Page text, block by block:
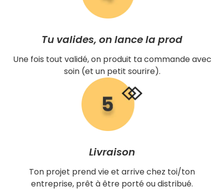
Tu valides, on lance la prod
Une fois tout validé, on produit ta commande avec
soin (et un petit sourire).
Livraison
Ton projet prend vie et arrive chez toi/ton
entreprise, prêt à être porté ou distribué.